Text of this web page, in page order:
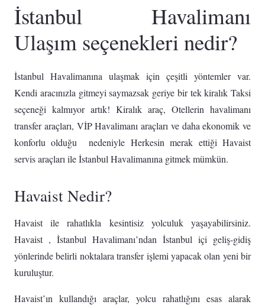
İstanbul Havalimanı
Ulaşım seçenekleri nedir?
İstanbul Havalimanına ulaşmak için çeşitli yöntemler var.
Kendi aracınızla gitmeyi saymazsak geriye bir tek kiralık Taksi
seçeneği kalmıyor artık! Kiralık araç, Otellerin havalimanı
transfer araçları, VİP Havalimanı araçları ve daha ekonomik ve
konforlu olduğu nedeniyle Herkesin merak ettiği Havaist
servis araçları ile İstanbul Havalimanına gitmek mümkün.
Havaist Nedir?
Havaist ile rahatlıkla kesintisiz yolculuk yaşayabilirsiniz.
Havaist , İstanbul Havalimanı’ndan İstanbul içi geliş-gidiş
yönlerinde belirli noktalara transfer işlemi yapacak olan yeni bir
kuruluştur.
Havaist’ın kullandığı araçlar, yolcu rahatlığını esas alarak